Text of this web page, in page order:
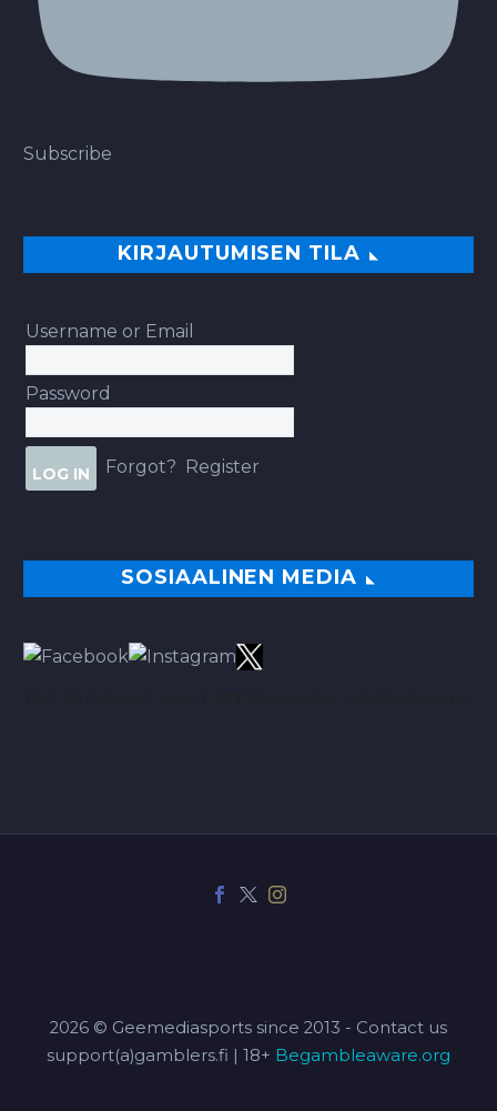
Subscribe
KIRJAUTUMISEN TILA
Username or Email
Password
Forgot? Register
SOSIAALINEN MEDIA
2026 © Geemediasports since 2013 - Contact us
support(a)gamblers.fi | 18+ Begambleaware.org